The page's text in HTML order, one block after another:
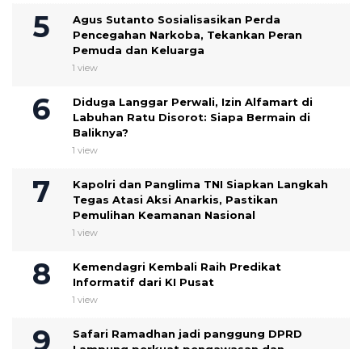
Agus Sutanto Sosialisasikan Perda
Pencegahan Narkoba, Tekankan Peran
Pemuda dan Keluarga
1 view
Diduga Langgar Perwali, Izin Alfamart di
Labuhan Ratu Disorot: Siapa Bermain di
Baliknya?
1 view
Kapolri dan Panglima TNI Siapkan Langkah
Tegas Atasi Aksi Anarkis, Pastikan
Pemulihan Keamanan Nasional
1 view
Kemendagri Kembali Raih Predikat
Informatif dari KI Pusat
1 view
Safari Ramadhan jadi panggung DPRD